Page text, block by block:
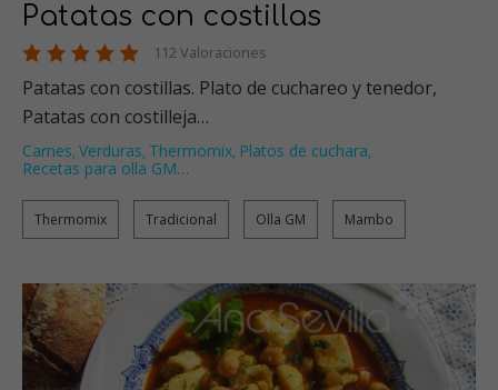
Patatas con costillas
112 Valoraciones
Patatas con costillas. Plato de cuchareo y tenedor,
Patatas con costilleja…
Carnes, Verduras, Thermomix, Platos de cuchara,
Recetas para olla GM…
Thermomix Tradicional Olla GM Mambo